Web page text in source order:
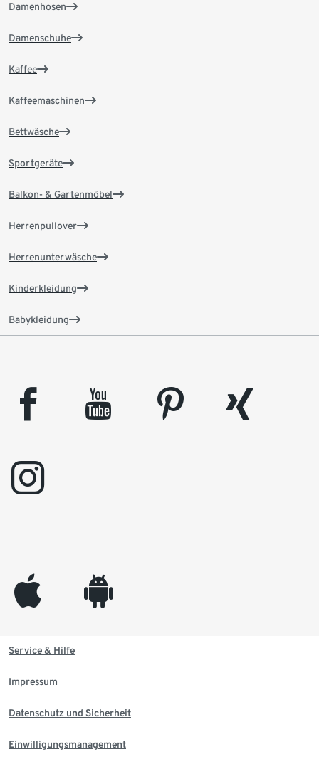
Damenhosen
Damenschuhe
Kaffee
Kaffeemaschinen
Bettwäsche
Sportgeräte
Balkon- & Gartenmöbel
Herrenpullover
Herrenunterwäsche
Kinderkleidung
Babykleidung
facebook youtube pinterest
xing
instagram
appleinc android
Service & Hilfe
Impressum
Datenschutz und Sicherheit
Einwilligungsmanagement